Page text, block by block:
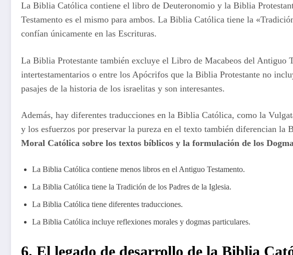
La Biblia Católica contiene el libro de Deuteronomio y la Biblia
Testamento es el mismo para ambos. La Biblia Católica tiene la
confían únicamente en las Escrituras.
La Biblia Protestante también excluye el Libro de Macabeos del
intertestamentarios o entre los Apócrifos que la Biblia Protestante no
pasajes de la historia de los israelitas y son interesantes.
Además, hay diferentes traducciones en la Biblia Católica, como la
y los esfuerzos por preservar la pureza en el texto también diferencian la
Moral Católica sobre los textos bíblicos y la formulación de los
La Biblia Católica contiene menos libros en el Antiguo Testamento.
La Biblia Católica tiene la Tradición de los Padres de la Iglesia.
La Biblia Católica tiene diferentes traducciones.
La Biblia Católica incluye reflexiones morales y dogmas particulares.
6. El legado de desarrollo de la Biblia